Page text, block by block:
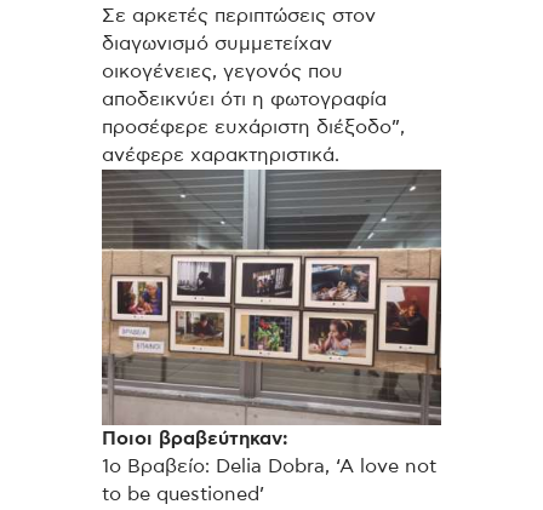
Σε αρκετές περιπτώσεις στον
διαγωνισμό συμμετείχαν
οικογένειες, γεγονός που
αποδεικνύει ότι η φωτογραφία
προσέφερε ευχάριστη διέξοδο”,
ανέφερε χαρακτηριστικά.
Ποιοι βραβεύτηκαν:
1ο Βραβείο: Delia Dobra, ‘A love not
to be questioned’